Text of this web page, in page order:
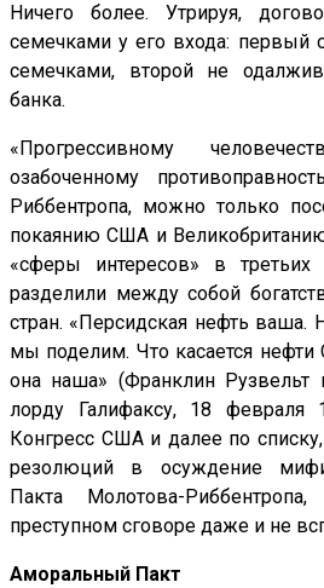
Ничего более. Утрируя,
семечками у его входа: первый
семечками, второй не
банка.
«Прогрессивному
озабоченному
Риббентропа, можно только
покаянию США и
«сферы интересов» в третьих
разделили между собой
стран. «Персидская нефть ваша.
мы поделим. Что касается нефти
она наша» (Франклин Рузвельт
лорду Галифаксу, 18
Конгресс США и далее по
резолюций в осуждение
Пакта Молотова-
преступном сговоре даже и не
Аморальный Пакт